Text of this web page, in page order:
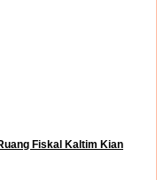
Fiskal Kaltim Kian